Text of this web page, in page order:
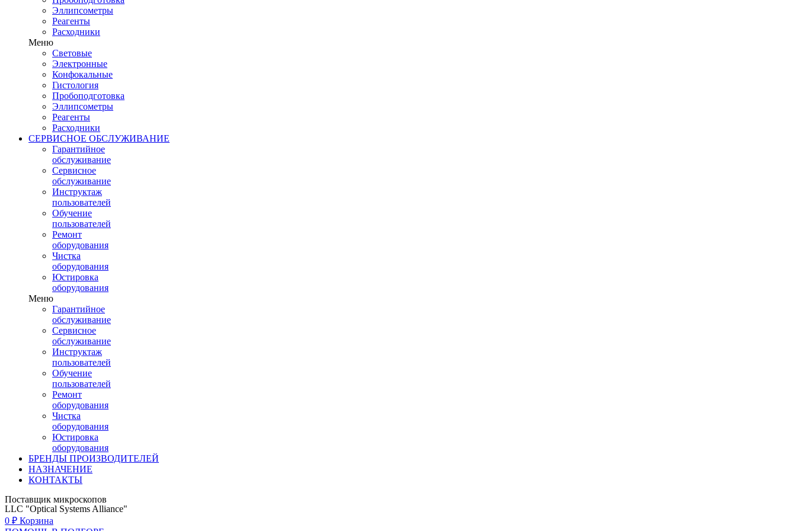
Эллипсометры
Реагенты
Расходники
Меню
Световые
Электронные
Конфокальные
Гистология
Пробоподготовка
Эллипсометры
Реагенты
Расходники
СЕРВИСНОЕ ОБСЛУЖИВАНИЕ
Гарантийное
обслуживание
Сервисное
обслуживание
Инструктаж
пользователей
Обучение
пользователей
Ремонт
оборудования
Чистка
оборудования
Юстировка
оборудования
Меню
Гарантийное
обслуживание
Сервисное
обслуживание
Инструктаж
пользователей
Обучение
пользователей
Ремонт
оборудования
Чистка
оборудования
Юстировка
оборудования
БРЕНДЫ ПРОИЗВОДИТЕЛЕЙ
НАЗНАЧЕНИЕ
КОНТАКТЫ
Поставщик микроскопов
LLC "Optical Systems Alliance"
0 ₽ Корзина